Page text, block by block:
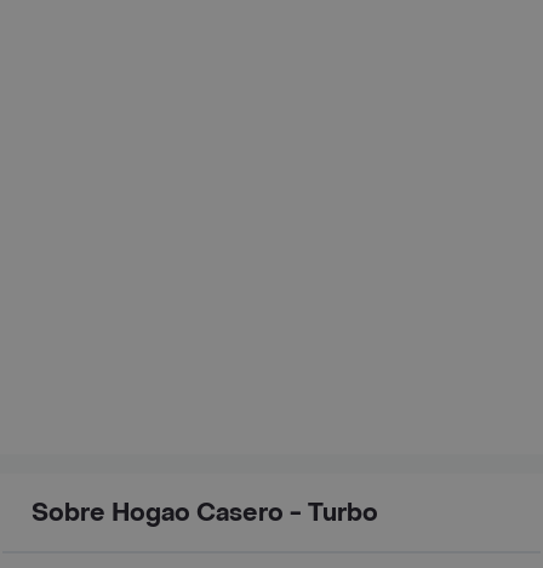
Sobre Hogao Casero - Turbo